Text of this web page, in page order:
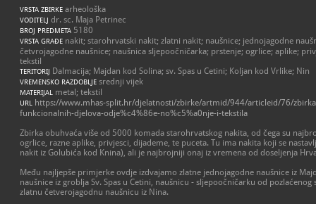
VRSTA ZBIRKE arheološka
VODITELJ dr. sc. Maja Petrinec
BROJ PREDMETA 5180
VRSTA GRAĐE nakit; starohrvatski nakit; zlatni nakit; naušnice; jednojagodne
četvrojagodne naušnice; naušnica sljepoočničarka; prstenje; ogrlice; aplike;
tekstil
TERITORIJ Dalmacija; Majdan kod Solina; sv. Spas u Cetini; Koljan kod Vrlike; Nin
VREMENSKO RAZDOBLJE srednji vijek
MATERIJAL metal; tekstil
URL
https://www.mhas-split.hr/djelatnosti/zbirke/artmid/944/articleid/76/
funkcionalnih-djelova-odje%c4%86e-no%c5%a0nje-i-tekstila
Zbirka obuhvaća više od 5000 komada starohrvatskog nakita, od čega su
ogrlice, razne aplike, privjesci, dijademe, te puceta. Tu ima nakita koji se
nakit iz Golubića kod Knina), ali je najbrojniji onaj iz vremena od doseljenja
Među najljepše primjerke ovdje izdvajamo zlatne jednojagodne naušnice iz
naušnice iz groblja Sv. Spas u Cetini, naušnicu - sljepoočničarku od
zlatnu četverojagodnu naušnicu iz Nina.